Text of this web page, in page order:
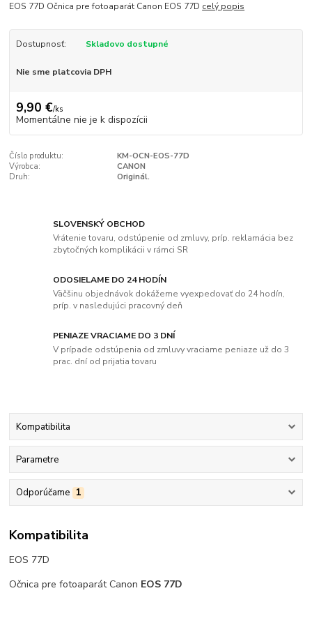
EOS 77D Očnica pre fotoaparát Canon EOS 77D celý popis
Dostupnosť: Skladovo dostupné
Nie sme platcovia DPH
9,90 €/ks
Momentálne nie je k dispozícii
Číslo produktu:
KM-OCN-EOS-77D
Výrobca:
CANON
Druh:
Originál.
SLOVENSKÝ OBCHOD
Vrátenie tovaru, odstúpenie od zmluvy, príp. reklamácia bez
zbytočných komplikácii v rámci SR
ODOSIELAME DO 24 HODÍN
Väčšinu objednávok dokážeme vyexpedovať do 24 hodín,
príp. v nasledujúci pracovný deň
PENIAZE VRACIAME DO 3 DNÍ
V prípade odstúpenia od zmluvy vraciame peniaze už do 3
prac. dní od prijatia tovaru
Kompatibilita
Parametre
Odporúčame 1
Kompatibilita
EOS 77D
Očnica pre fotoaparát Canon EOS 77D